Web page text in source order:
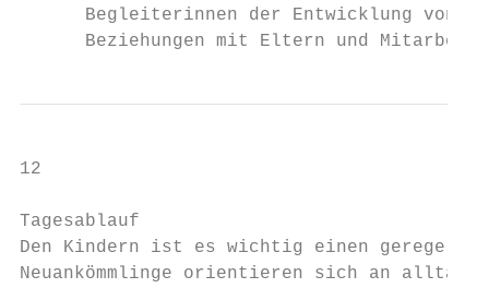
Begleiterinnen der Entwicklung von
Beziehungen mit Eltern und
12
Tagesablauf
Den Kindern ist es wichtig einen
Neuankömmlinge orientieren sich an